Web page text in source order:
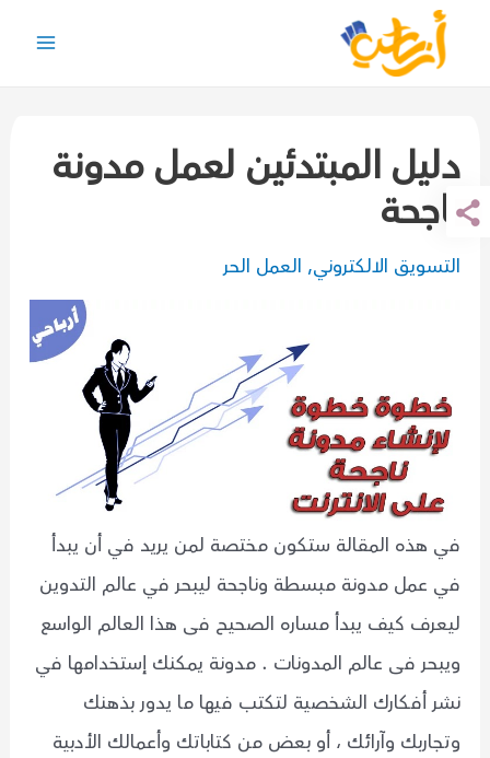
تخطي
دليل المبتدئين لعمل مدونة
ناجحة
التسويق الالكتروني, العمل الحر
في هذه المقالة ستكون مختصة لمن يريد في أن يبدأ
في عمل مدونة مبسطة وناجحة ليبحر في عالم التدوين
ليعرف كيف يبدأ مساره الصحيح فى هذا العالم الواسع
ويبحر فى عالم المدونات . مدونة يمكنك إستخدامها في
نشر أفكارك الشخصية لتكتب فيها ما يدور بذهنك
وتجاربك وآرائك ، أو بعض من كتاباتك وأعمالك الأدبية